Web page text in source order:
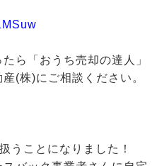
ら「おうち売却の達人」
(株)にご相談ください。
うことになりました！